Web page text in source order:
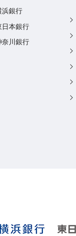
浜銀行
日本銀行
奈川銀行